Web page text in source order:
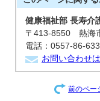
健康福祉部 長寿介
〒413-8550 熱海
電話：0557-86-
お問い合わせ
前のペー